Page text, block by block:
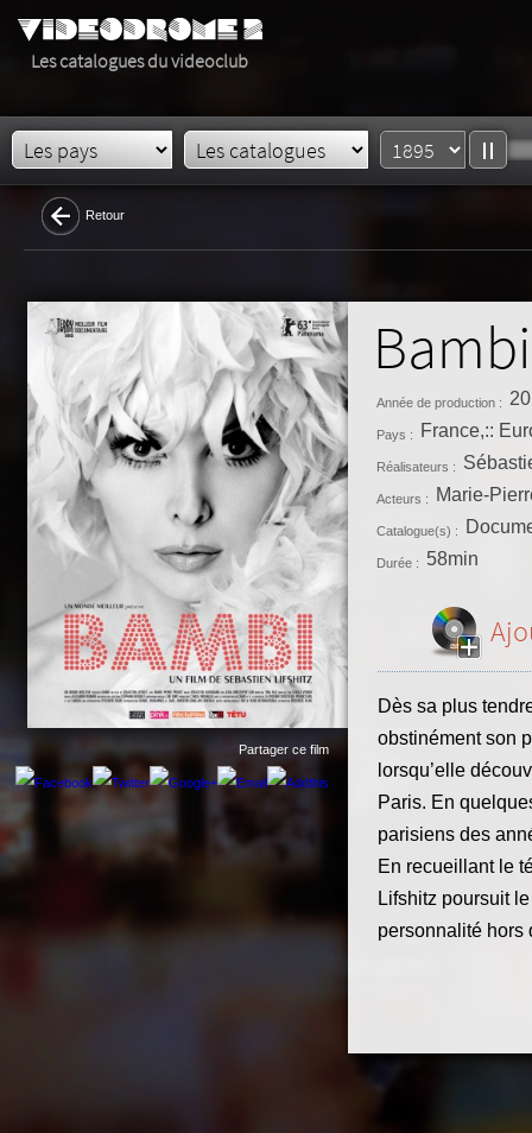
Les catalogues du videoclub
Retour
Partager ce film
Bambi
Année de production :
Pays : France,::
Réalisateurs :
Acteurs : Marie-
Catalogue(s) :
Durée : 58min
Dès sa plus
obstinément son
lorsqu’elle
Paris. En
parisiens des
En recueillant le
Lifshitz poursuit
personnalité hors